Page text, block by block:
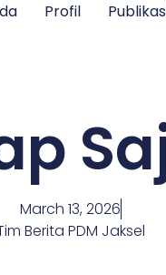
Profil
March 13, 2026
Berita PDM Jaksel